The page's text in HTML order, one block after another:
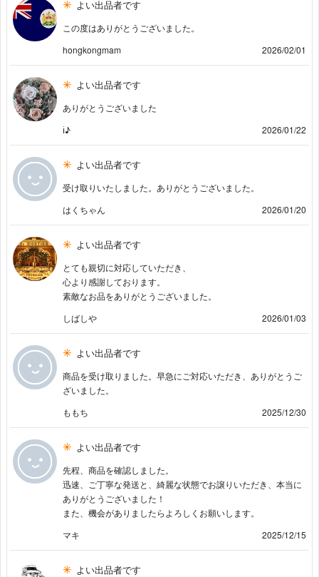
よい出品者です
この度はありがとうございました。
hongkongmam
2026/02/01
よい出品者です
ありがとうございました
ℹ︎♪
2026/01/22
よい出品者です
受け取りいたしました。ありがとうございました。
はくちゃん
2026/01/20
よい出品者です
とても親切に対応していただき、
心より感謝しております。
素敵なお品をありがとうございました。
しばしや
2026/01/03
よい出品者です
商品を受け取りました。早急にご対応いただき、ありがとうご
ざいました。
ももち
2025/12/30
よい出品者です
先程、商品を確認しました。
迅速、ご丁寧な発送と、綺麗な状態でお譲りいただき、本当に
ありがとうございました！
また、機会がありましたらよろしくお願いします。
マキ
2025/12/15
よい出品者です